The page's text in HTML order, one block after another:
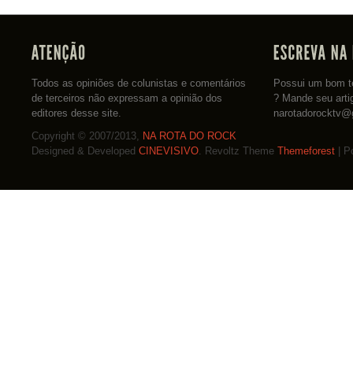
Todos as opiniões de colunistas e comentários
de terceiros não expressam a opinião dos
editores desse site.
Possui um bom
? Mande seu
Copyright © 2007/2013, NA ROTA DO ROCK
Designed & Developed CINEVISIVO. Revoltz Theme Themeforest |